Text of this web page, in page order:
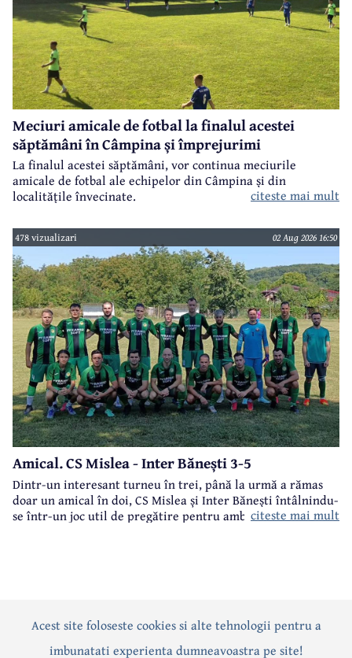
Meciuri amicale de fotbal la finalul acestei
săptămâni în Câmpina și împrejurimi
La finalul acestei săptămâni, vor continua meciurile
amicale de fotbal ale echipelor din Câmpina și din
localitățile învecinate.
citeste mai mult
478 vizualizari 02 Aug 2026 16:50
Amical. CS Mislea - Inter Bănești 3-5
Dintr-un interesant turneu în trei, până la urmă a rămas
doar un amical în doi, CS Mislea și Inter Bănești întâlnindu-
se într-un joc util de pregătire pentru ambele formații.
citeste mai mult
ActualitatePoliticăSocialEvenimentInterviuri
Acest site foloseste cookies si alte tehnologii pentru a
imbunatati experienta dumneavoastra pe site!